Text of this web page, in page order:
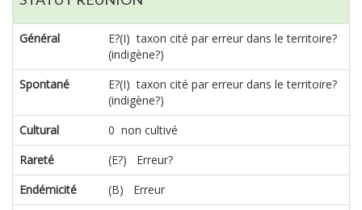
Général
E?(I) taxon cité par erreur dans le territoire?
(indigène?)
Spontané
E?(I) taxon cité par erreur dans le territoire?
(indigène?)
Cultural
0 non cultivé
Rareté
(E?) Erreur?
Endémicité
(B) Erreur